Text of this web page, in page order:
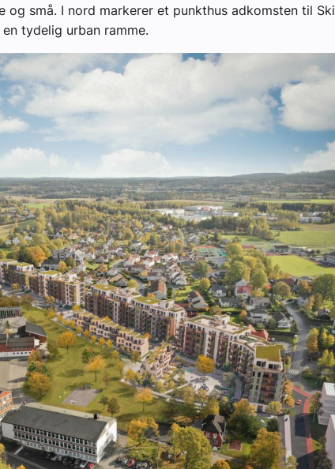
og små. I nord markerer et punkthus adkomsten til Ski
tydelig urban ramme.